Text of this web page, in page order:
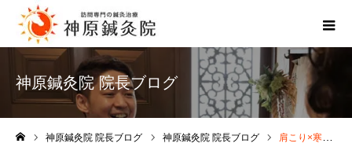
神原鍼灸院 院長ブログ
神原鍼灸院 院長ブログ 神原鍼灸院 院長ブログ 肩こり×寒い朝のこわばりを訪問針灸でゆるめる冬支度